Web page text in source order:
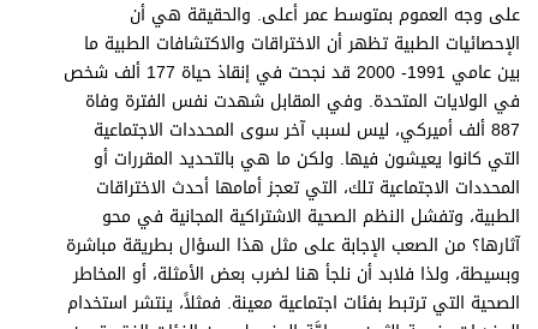
على وجه العموم بمتوسط عمر أعلى. والحقيقة هي أن
الإحصائيات الطبية تظهر أن الاختراقات والاكتشافات الطبية ما
بين عامي 1991- 2000 قد نجحت في إنقاذ حياة 177 ألف شخص
في الولايات المتحدة. وفي المقابل شهدت نفس الفترة وفاة
887 ألف أميركي، ليس لسبب آخر سوى المحددات الاجتماعية
التي كانوا يعيشون فيها. ولكن ما هي بالتحديد المقررات أو
المحددات الاجتماعية تلك، التي تعجز أمامها أحدث الاختراقات
الطبية، وتفشل النظم الصحية الاشتراكية المجانية في محو
آثارها؟ من الصعب الإجابة على مثل هذا السؤال بطريقة مباشرة
وبسيطة، ولذا فلابد أن نلجأ هنا لضرب بعض الأمثلة، أو المخاطر
الصحية التي ترتبط بفئات اجتماعية معينة. فمثلاً، ينتشر استخدام